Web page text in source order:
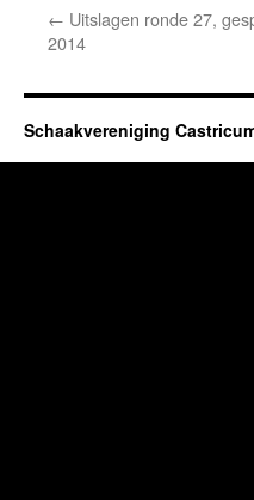
← Uitslagen ronde 27,
2014
Schaakvereniging